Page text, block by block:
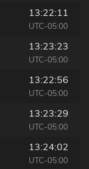
13:22:11
UTC-05:00
13:23:23
UTC-05:00
13:22:56
UTC-05:00
13:23:29
UTC-05:00
13:24:02
UTC-05:00